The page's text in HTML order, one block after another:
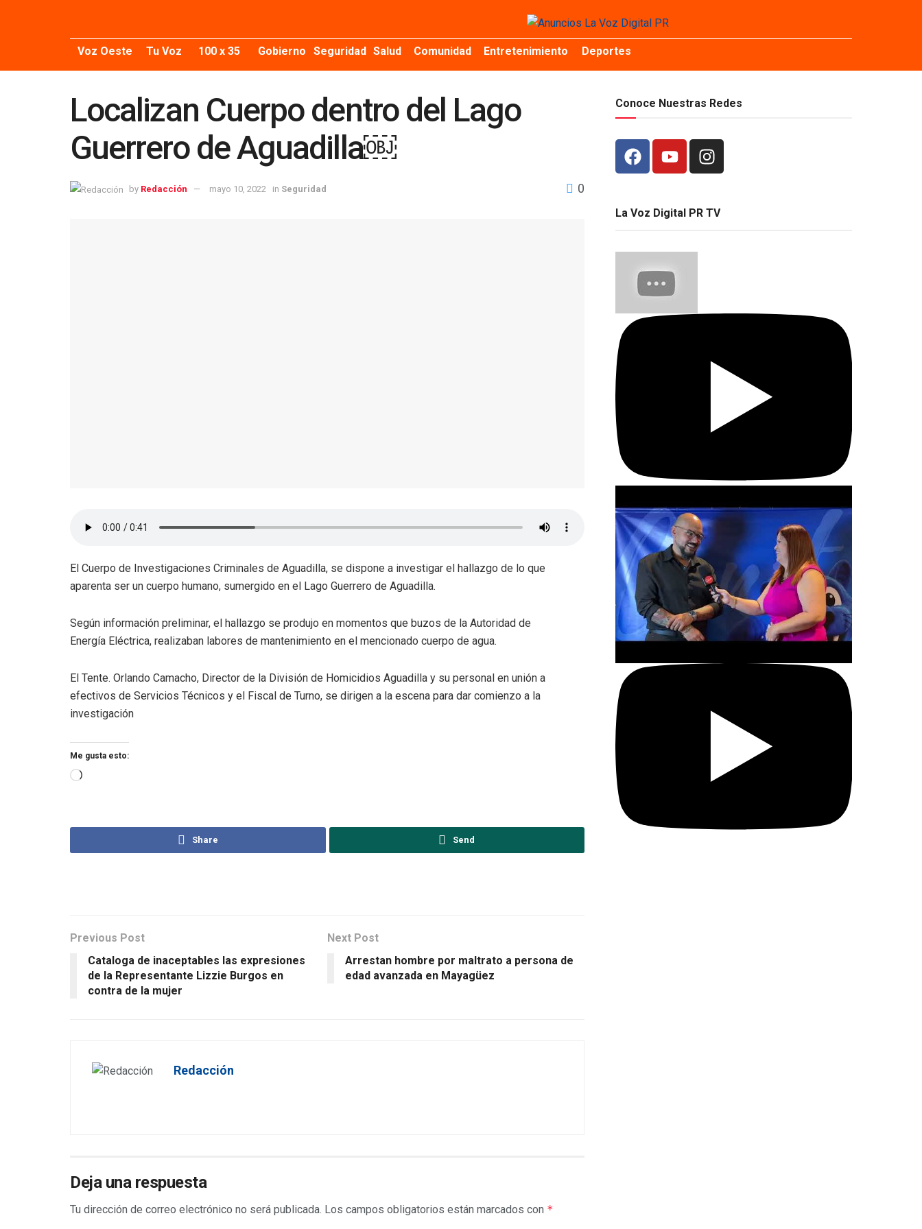
Voz Oeste Tu Voz 100 x 35 Gobierno Seguridad Salud Comunidad Entretenimiento Deportes
Localizan Cuerpo dentro del Lago
Guerrero de Aguadilla￼
by Redacción mayo 10, 2022 in Seguridad 0
El Cuerpo de Investigaciones Criminales de Aguadilla, se dispone a investigar el hallazgo de lo que
aparenta ser un cuerpo humano, sumergido en el Lago Guerrero de Aguadilla.
Según información preliminar, el hallazgo se produjo en momentos que buzos de la Autoridad de
Energía Eléctrica, realizaban labores de mantenimiento en el mencionado cuerpo de agua.
El Tente. Orlando Camacho, Director de la División de Homicidios Aguadilla y su personal en unión a
efectivos de Servicios Técnicos y el Fiscal de Turno, se dirigen a la escena para dar comienzo a la
investigación
Me gusta esto:
Share Send
Previous Post
Cataloga de inaceptables las expresiones
de la Representante Lizzie Burgos en
contra de la mujer
Next Post
Arrestan hombre por maltrato a persona de
edad avanzada en Mayagüez
Redacción
Deja una respuesta
Tu dirección de correo electrónico no será publicada. Los campos obligatorios están marcados con *
Conoce Nuestras Redes
La Voz Digital PR TV